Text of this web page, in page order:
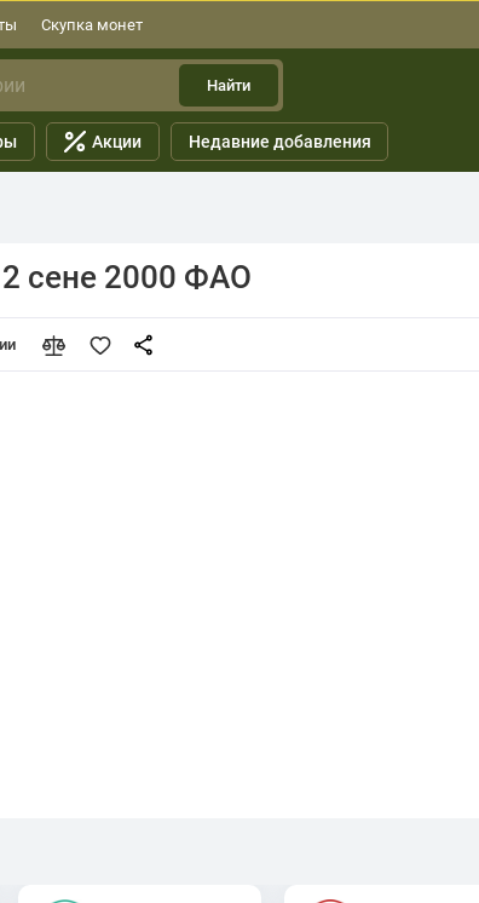
Скупка монет
Найти
Акции Недавние добавления
сене 2000 ФАО